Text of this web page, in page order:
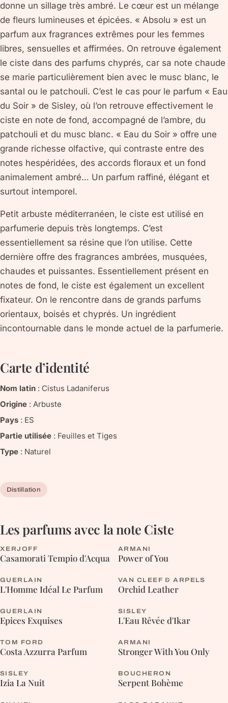
donne un sillage très ambré. Le cœur est un mélange
de fleurs lumineuses et épicées. « Absolu » est un
parfum aux fragrances extrêmes pour les femmes
libres, sensuelles et affirmées. On retrouve également
le ciste dans des parfums chyprés, car sa note chaude
se marie particulièrement bien avec le musc blanc, le
santal ou le patchouli. C’est le cas pour le parfum « Eau
du Soir » de Sisley, où l’on retrouve effectivement le
ciste en note de fond, accompagné de l’ambre, du
patchouli et du musc blanc. « Eau du Soir » offre une
grande richesse olfactive, qui contraste entre des
notes hespéridées, des accords floraux et un fond
animalement ambré… Un parfum raffiné, élégant et
surtout intemporel.
Petit arbuste méditerranéen, le ciste est utilisé en
parfumerie depuis très longtemps. C’est
essentiellement sa résine que l’on utilise. Cette
dernière offre des fragrances ambrées, musquées,
chaudes et puissantes. Essentiellement présent en
notes de fond, le ciste est également un excellent
fixateur. On le rencontre dans de grands parfums
orientaux, boisés et chyprés. Un ingrédient
incontournable dans le monde actuel de la parfumerie.
Carte d’identité
Nom latin : Cistus Ladaniferus
Origine : Arbuste
Pays : ES
Partie utilisée : Feuilles et Tiges
Type : Naturel
Distillation
Les parfums avec la note Ciste
FLEURIE
XERJOFF
Casamorati Tempio d'Acqua FLEURIE
ARMANI
Power of You
GUERLAIN
L'Homme Idéal Le Parfum ORIENTALE
VAN CLEEF & ARPELS
Orchid Leather
ORIENTALE
GUERLAIN
Epices Exquises AROMATIQUE
SISLEY
L'Eau Rêvée d'Ikar
AROMATIQUE
TOM FORD
Costa Azzurra Parfum FOUGÈRE
ARMANI
Stronger With You Only
CHYPRÉE
SISLEY
Izia La Nuit FLEURIE
BOUCHERON
Serpent Bohème